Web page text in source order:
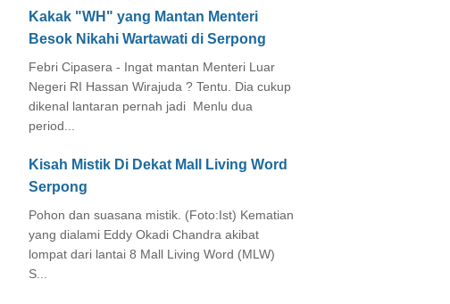
Kakak "WH" yang Mantan Menteri
Besok Nikahi Wartawati di Serpong
Febri Cipasera - Ingat mantan Menteri Luar
Negeri RI Hassan Wirajuda ? Tentu. Dia cukup
dikenal lantaran pernah jadi Menlu dua
period...
Kisah Mistik Di Dekat Mall Living Word
Serpong
Pohon dan suasana mistik. (Foto:Ist) Kematian
yang dialami Eddy Okadi Chandra akibat
lompat dari lantai 8 Mall Living Word (MLW)
S...